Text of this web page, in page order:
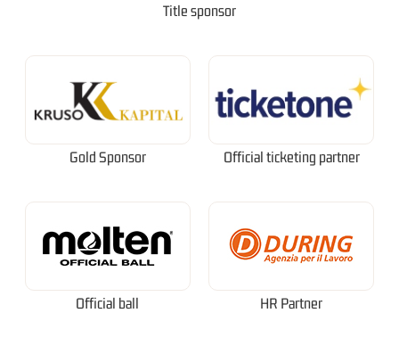
Title sponsor
Gold Sponsor Official ticketing partner
Official ball HR Partner